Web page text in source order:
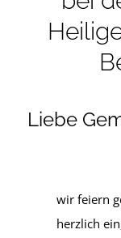
Liebe
wir feiern
herzlich